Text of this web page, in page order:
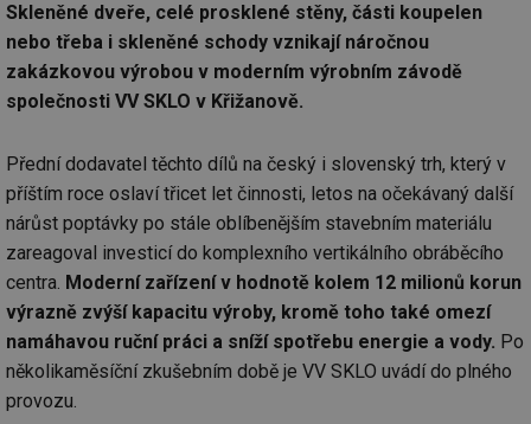
Skleněné dveře, celé prosklené stěny, části koupelen
nebo třeba i skleněné schody vznikají náročnou
zakázkovou výrobou v moderním výrobním závodě
společnosti VV SKLO v Křižanově.
Přední dodavatel těchto dílů na český i slovenský trh, který v
příštím roce oslaví třicet let činnosti, letos na očekávaný další
nárůst poptávky po stále oblíbenějším stavebním materiálu
zareagoval investicí do komplexního vertikálního obráběcího
centra. Moderní zařízení v hodnotě kolem 12 milionů korun
výrazně zvýší kapacitu výroby, kromě toho také omezí
namáhavou ruční práci a sníží spotřebu energie a vody. Po
několikaměsíční zkušebním době je VV SKLO uvádí do plného
provozu.